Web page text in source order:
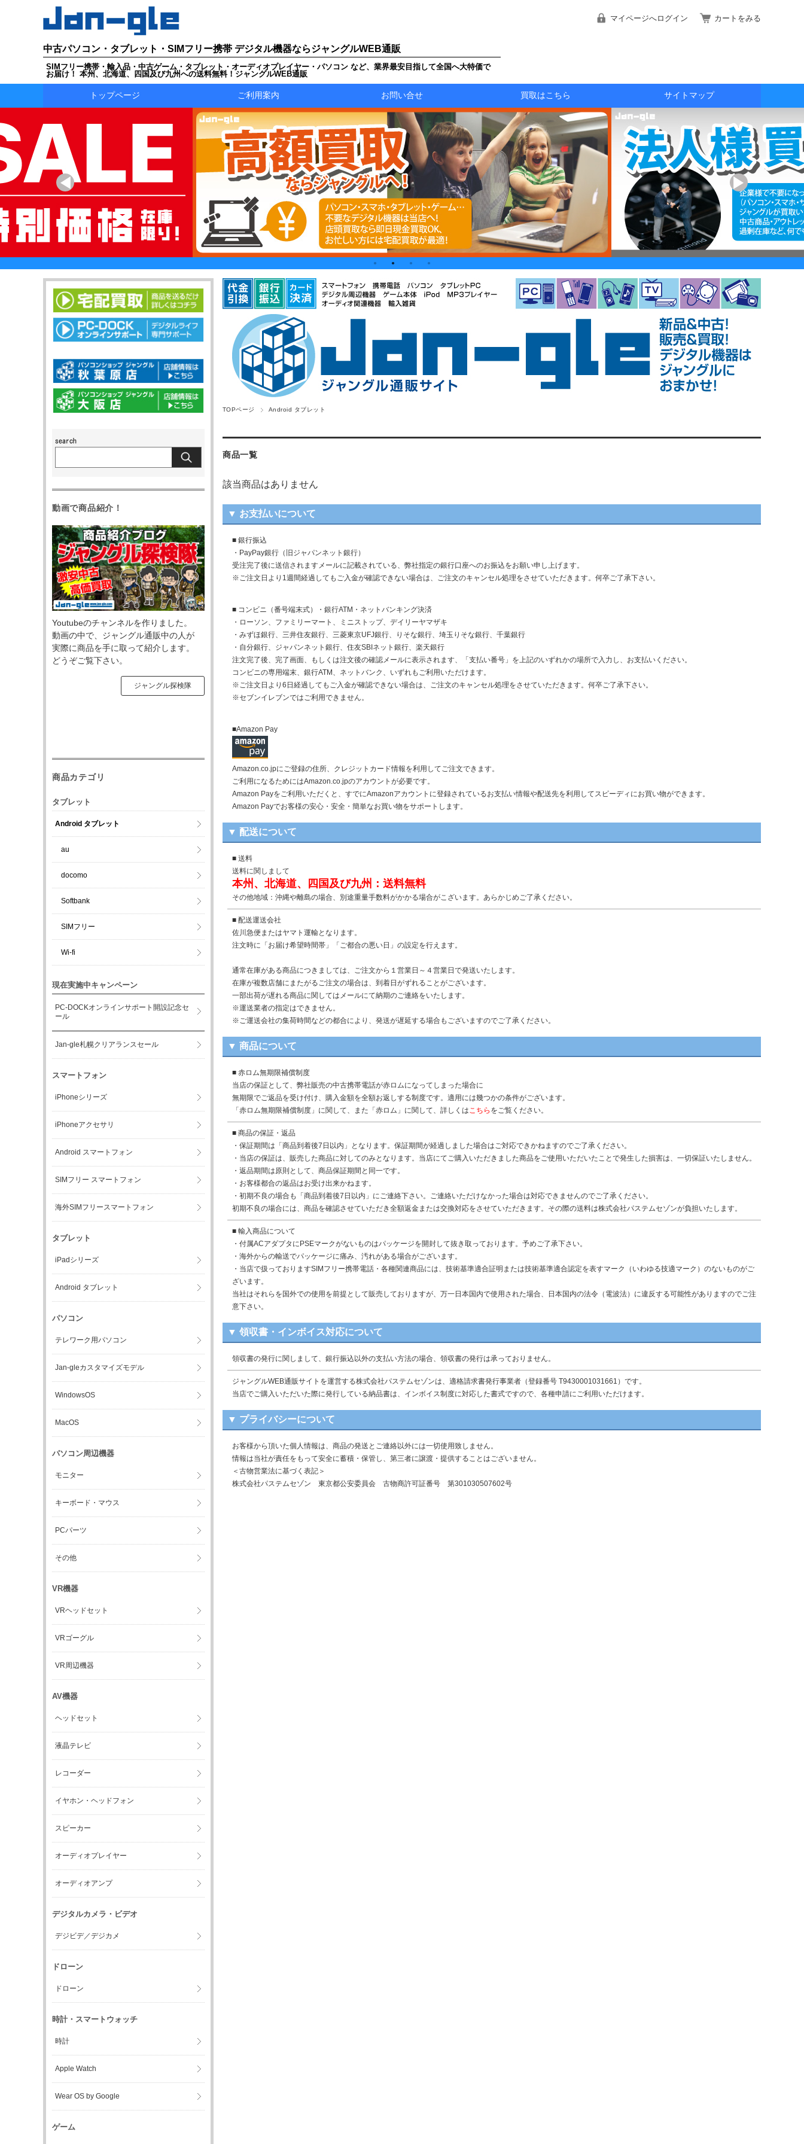
中古パソコン・タブレット・SIMフリー携帯 デジタル機器ならジャングルWEB通販
SIMフリー携帯・輸入品・中古ゲーム・タブレット・オーディオプレイヤー・パソコン など、業界最安目指して全国へ大特価で
お届け！ 本州、北海道、四国及び九州への送料無料！ジャングルWEB通販
マイページへログイン カートをみる
トップページ ご利用案内 お問い合せ 買取はこちら サイトマップ
TOPページ Android タブレット
商品一覧
該当商品はありません
▼ お支払いについて
■ 銀行振込
・PayPay銀行（旧ジャパンネット銀行）
受注完了後に送信されますメールに記載されている、弊社指定の銀行口座へのお振込をお願い申し上げます。
※ご注文日より1週間経過してもご入金が確認できない場合は、ご注文のキャンセル処理をさせていただきます。何卒ご了承下さい。
■ コンビニ（番号端末式）・銀行ATM・ネットバンキング決済
・ローソン、ファミリーマート、ミニストップ、デイリーヤマザキ
・みずほ銀行、三井住友銀行、三菱東京UFJ銀行、りそな銀行、埼玉りそな銀行、千葉銀行
・自分銀行、ジャパンネット銀行、住友SBIネット銀行、楽天銀行
注文完了後、完了画面、もしくは注文後の確認メールに表示されます、「支払い番号」を上記のいずれかの場所で入力し、お支払いください。
コンビニの専用端末、銀行ATM、ネットバンク、いずれもご利用いただけます。
※ご注文日より6日経過してもご入金が確認できない場合は、ご注文のキャンセル処理をさせていただきます。何卒ご了承下さい。
※セブンイレブンではご利用できません。
■Amazon Pay
Amazon.co.jpにご登録の住所、クレジットカード情報を利用してご注文できます。
ご利用になるためにはAmazon.co.jpのアカウントが必要です。
Amazon Payをご利用いただくと、すでにAmazonアカウントに登録されているお支払い情報や配送先を利用してスピーディにお買い物ができます。
Amazon Payでお客様の安心・安全・簡単なお買い物をサポートします。
▼ 配送について
■ 送料
送料に関しまして
本州、北海道、四国及び九州：送料無料
その他地域：沖縄や離島の場合、別途重量手数料がかかる場合がこざいます。あらかじめご了承ください。
■ 配送運送会社
佐川急便またはヤマト運輸となります。
注文時に「お届け希望時間帯」「ご都合の悪い日」の設定を行えます。
通常在庫がある商品につきましては、ご注文から１営業日～４営業日で発送いたします。
在庫が複数店舗にまたがるご注文の場合は、到着日がずれることがございます。
一部出荷が遅れる商品に関してはメールにて納期のご連絡をいたします。
※運送業者の指定はできません。
※ご運送会社の集荷時間などの都合により、発送が遅延する場合もございますのでご了承ください。
▼ 商品について
■ 赤ロム無期限補償制度
当店の保証として、弊社販売の中古携帯電話が赤ロムになってしまった場合に
無期限でご返品を受け付け、購入金額を全額お返しする制度です。適用には幾つかの条件がございます。
「赤ロム無期限補償制度」に関して、また「赤ロム」に関して、詳しくは こちら をご覧ください。
■ 商品の保証・返品
・保証期間は「商品到着後7日以内」となります。保証期間が経過しました場合はご対応できかねますのでご了承ください。
・当店の保証は、販売した商品に対してのみとなります。当店にてご購入いただきました商品をご使用いただいたことで発生した損害は、一切保証いたしません。
・返品期間は原則として、商品保証期間と同一です。
・お客様都合の返品はお受け出来かねます。
・初期不良の場合も「商品到着後7日以内」にご連絡下さい。ご連絡いただけなかった場合は対応できませんのでご了承ください。
初期不良の場合には、商品を確認させていただき全額返金または交換対応をさせていただきます。その際の送料は株式会社パステムセゾンが負担いたします。
■ 輸入商品について
・付属ACアダプタにPSEマークがないものはパッケージを開封して抜き取っております。予めご了承下さい。
・海外からの輸送でパッケージに痛み、汚れがある場合がございます。
・当店で扱っておりますSIMフリー携帯電話・各種関連商品には、技術基準適合証明または技術基準適合認定を表すマーク（いわゆる技適マーク）のないものがご
ざいます。
当社はそれらを国外での使用を前提として販売しておりますが、万一日本国内で使用された場合、日本国内の法令（電波法）に違反する可能性がありますのでご注
意下さい。
▼ 領収書・インボイス対応について
領収書の発行に関しまして、銀行振込以外の支払い方法の場合、領収書の発行は承っておりません。
ジャングルWEB通販サイトを運営する株式会社パステムセゾンは、適格請求書発行事業者（登録番号 T9430001031661）です。
当店でご購入いただいた際に発行している納品書は、インボイス制度に対応した書式ですので、各種申請にご利用いただけます。
▼ プライバシーについて
お客様から頂いた個人情報は、商品の発送とご連絡以外には一切使用致しません。
情報は当社が責任をもって安全に蓄積・保管し、第三者に譲渡・提供することはございません。
＜古物営業法に基づく表記＞
株式会社パステムセゾン 東京都公安委員会 古物商許可証番号 第301030507602号
動画で商品紹介！
Youtubeのチャンネルを作りました。
動画の中で、ジャングル通販中の人が
実際に商品を手に取って紹介します。
どうぞご覧下さい。
ジャングル探検隊
商品カテゴリ
タブレット
Android タブレット
au
docomo
Softbank
SIMフリー
Wi-fi
現在実施中キャンペーン
PC-DOCKオンラインサポート開設記念セ
ール
Jan-gle札幌クリアランスセール
スマートフォン
iPhoneシリーズ
iPhoneアクセサリ
Android スマートフォン
SIMフリー スマートフォン
海外SIMフリースマートフォン
タブレット
iPadシリーズ
Android タブレット
パソコン
テレワーク用パソコン
Jan-gleカスタマイズモデル
WindowsOS
MacOS
パソコン周辺機器
モニター
キーボード・マウス
PCパーツ
その他
VR機器
VRヘッドセット
VRゴーグル
VR周辺機器
AV機器
ヘッドセット
液晶テレビ
レコーダー
イヤホン・ヘッドフォン
スピーカー
オーディオプレイヤー
オーディオアンプ
デジタルカメラ・ビデオ
デジビデ／デジカメ
ドローン
ドローン
時計・スマートウォッチ
時計
Apple Watch
Wear OS by Google
ゲーム